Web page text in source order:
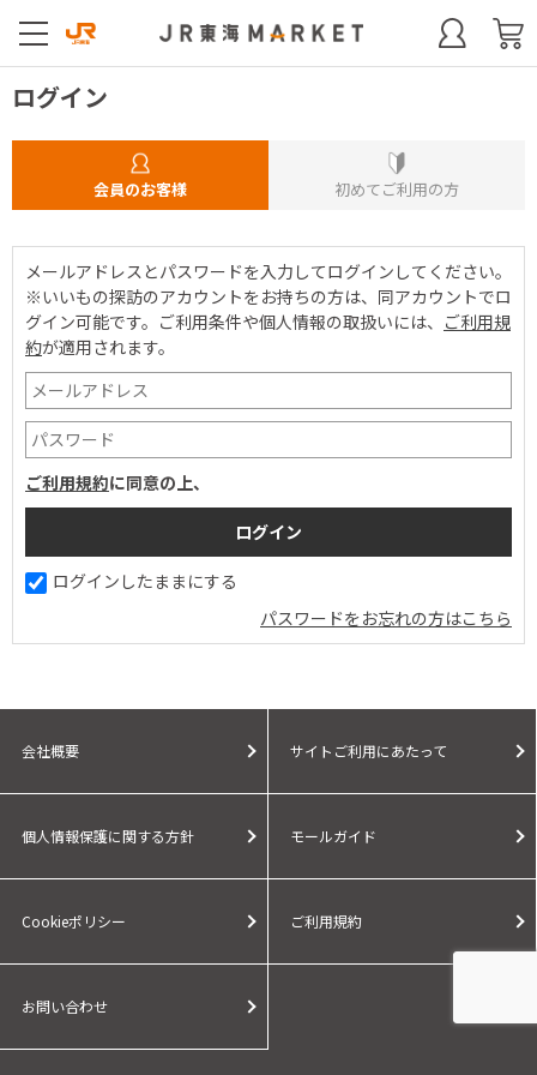
ログイン
会員のお客様 初めてご利用の方
メールアドレスとパスワードを入力してログインしてください。
※いいもの探訪のアカウントをお持ちの方は、同アカウントでロ
グイン可能です。 ご利用条件や個人情報の取扱いには、 ご利用規
約が適用されます。
ご利用規約に同意の上、
ログインしたままにする
パスワードをお忘れの方はこちら
会社概要 サイトご利用にあたって
個人情報保護に関する方針 モールガイド
Cookieポリシー ご利用規約
お問い合わせ